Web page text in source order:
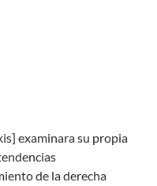
examinara su propia
de la derecha